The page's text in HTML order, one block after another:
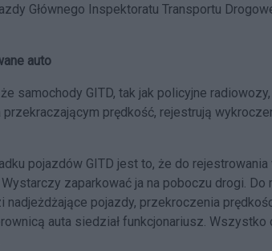
Głównego Inspektoratu Transportu
auto
samochody GITD, tak jak policyjne
prędkość, rejestrują
pojazdów GITD jest to, że do
zaparkować ja na poboczu drogi. Do
nadjeżdżające pojazdy, przekroczenia
auta siedział funkcjonariusz. Wszystko